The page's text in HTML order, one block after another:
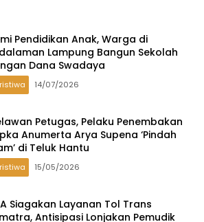
Pendidikan Anak, Warga di
Lampung Bangun Sekolah
Dana Swadaya
14/07/2026
Petugas, Pelaku Penembakan
Anumerta Arya Supena ‘Pindah
di Teluk Hantu
15/05/2026
Siagakan Layanan Tol Trans
Antisipasi Lonjakan Pemudik